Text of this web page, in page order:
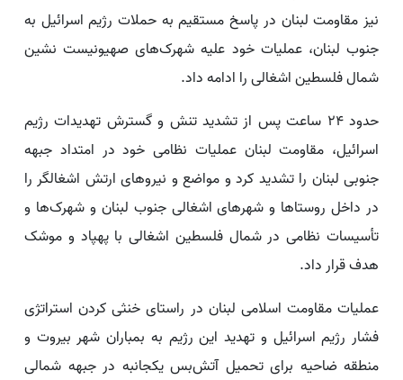
نیز مقاومت لبنان در پاسخ مستقیم به حملات رژیم اسرائیل به
جنوب لبنان، عملیات خود علیه شهرک‌های صهیونیست نشین
شمال فلسطین اشغالی را ادامه داد.
حدود ۲۴ ساعت پس از تشدید تنش و گسترش تهدیدات رژیم
اسرائیل، مقاومت لبنان عملیات نظامی خود در امتداد جبهه
جنوبی لبنان را تشدید کرد و مواضع و نیروهای ارتش اشغالگر را
در داخل روستاها و شهرهای اشغالی جنوب لبنان و شهرک‌ها و
تأسیسات نظامی در شمال فلسطین اشغالی با پهپاد و موشک
هدف قرار داد.
عملیات مقاومت اسلامی لبنان در راستای خنثی کردن استراتژی
فشار رژیم اسرائیل و تهدید این رژیم به بمباران شهر بیروت و
منطقه ضاحیه برای تحمیل آتش‌بس یکجانبه در جبهه شمالی